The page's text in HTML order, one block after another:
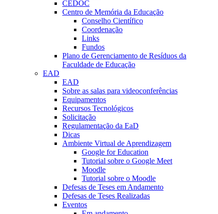
CEDOC
Centro de Memória da Educação
Conselho Científico
Coordenação
Links
Fundos
Plano de Gerenciamento de Resíduos da
Faculdade de Educação
EAD
EAD
Sobre as salas para videoconferências
Equipamentos
Recursos Tecnológicos
Solicitação
Regulamentação da EaD
Dicas
Ambiente Virtual de Aprendizagem
Google for Education
Tutorial sobre o Google Meet
Moodle
Tutorial sobre o Moodle
Defesas de Teses em Andamento
Defesas de Teses Realizadas
Eventos